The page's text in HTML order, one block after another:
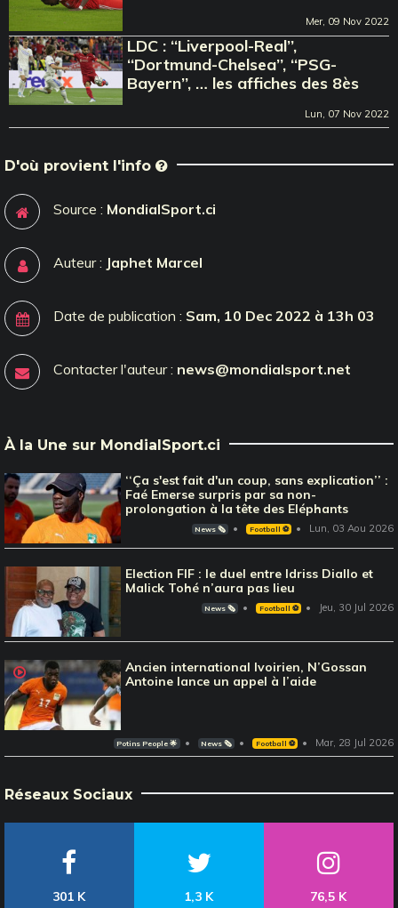
Mer, 09 Nov 2022
LDC : ‘‘Liverpool-Real’’,
‘‘Dortmund-Chelsea’’, ‘‘PSG-
Bayern’’, … les affiches des 8ès
Lun, 07 Nov 2022
D'où provient l'info
Source : MondialSport.ci
Auteur : Japhet Marcel
Date de publication : Sam, 10 Dec 2022 à 13h 03
Contacter l'auteur : news@mondialsport.net
À la Une sur MondialSport.ci
‘‘Ça s'est fait d'un coup, sans explication’’ :
Faé Emerse surpris par sa non-
prolongation à la tête des Eléphants
News 🗞️ Football ⚽️ Lun, 03 Aou 2026
Election FIF : le duel entre Idriss Diallo et
Malick Tohé n’aura pas lieu
News 🗞️ Football ⚽️ Jeu, 30 Jul 2026
Ancien international Ivoirien, N’Gossan
Antoine lance un appel à l’aide
Potins People 🌟 News 🗞️ Football ⚽️ Mar, 28 Jul 2026
Réseaux Sociaux
301 K
1,3 K
76,5 K